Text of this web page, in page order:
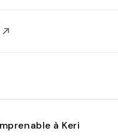
à Keri